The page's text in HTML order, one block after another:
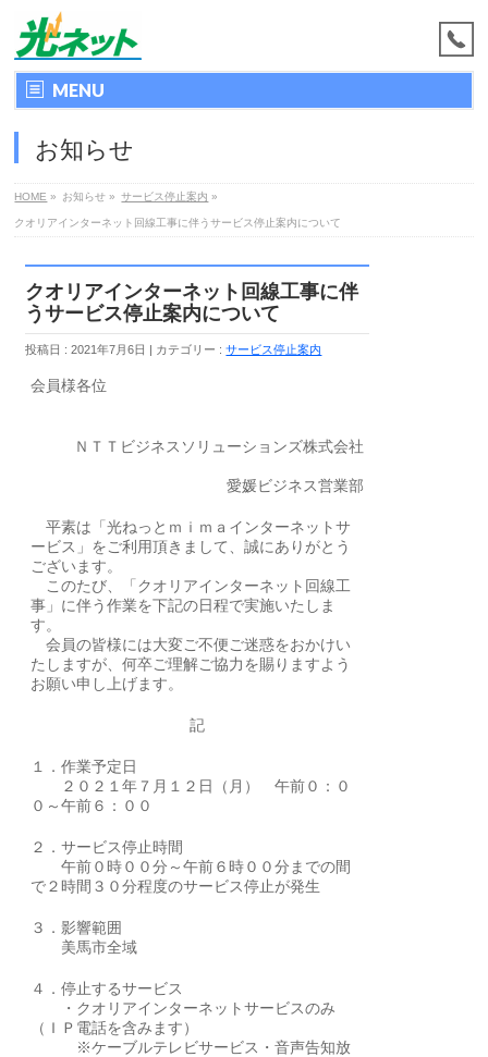
MENU
お知らせ
HOME » お知らせ » サービス停止案内 »
クオリアインターネット回線工事に伴うサービス停止案内について
クオリアインターネット回線工事に伴
うサービス停止案内について
投稿日 : 2021年7月6日 カテゴリー :サービス停止案内
会員様各位
ＮＴＴビジネスソリューションズ株式会社
愛媛ビジネス営業部
平素は「光ねっとｍｉｍａインターネットサ
ービス」をご利用頂きまして、誠にありがとう
ございます。
このたび、「クオリアインターネット回線工
事」に伴う作業を下記の日程で実施いたしま
す。
会員の皆様には大変ご不便ご迷惑をおかけい
たしますが、何卒ご理解ご協力を賜りますよう
お願い申し上げます。
記
１．作業予定日
２０２１年７月１２日（月） 午前０：０
０～午前６：００
２．サービス停止時間
午前０時００分～午前６時００分までの間
で２時間３０分程度のサービス停止が発生
３．影響範囲
美馬市全域
４．停止するサービス
・クオリアインターネットサービスのみ
（ＩＰ電話を含みます）
※ケーブルテレビサービス・音声告知放